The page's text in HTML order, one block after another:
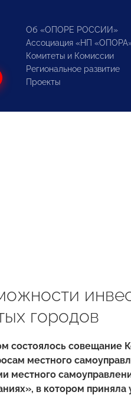
Об «ОПОРЕ РОССИИ»
Ассоциация «НП
Комитеты и Комиссии
Региональное развитие
Проекты
городов
состоялось совещание
местного
местного
в котором